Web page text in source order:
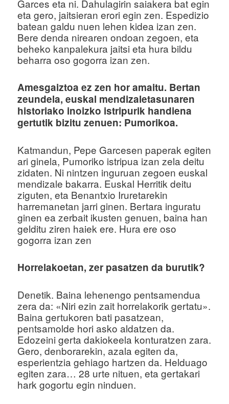
Garces eta ni. Dahulagirin saiakera bat egin
eta gero, jaitsieran erori egin zen. Espedizio
batean galdu nuen lehen kidea izan zen.
Bere denda nirearen ondoan zegoen, eta
beheko kanpalekura jaitsi eta hura bildu
beharra oso gogorra izan zen.
Amesgaiztoa ez zen hor amaitu. Bertan
zeundela, euskal mendizaletasunaren
historiako inoizko istripurik handiena
gertutik bizitu zenuen: Pumorikoa.
Katmandun, Pepe Garcesen paperak egiten
ari ginela, Pumoriko istripua izan zela deitu
zidaten. Ni nintzen inguruan zegoen euskal
mendizale bakarra. Euskal Herritik deitu
ziguten, eta Benantxio Iruretarekin
harremanetan jarri ginen. Bertara inguratu
ginen ea zerbait ikusten genuen, baina han
gelditu ziren haiek ere. Hura ere oso
gogorra izan zen
Horrelakoetan, zer pasatzen da burutik?
Denetik. Baina lehenengo pentsamendua
zera da: «Niri ezin zait horrelakorik gertatu».
Baina gertukoren bati pasatzean,
pentsamolde hori asko aldatzen da.
Edozeini gerta dakiokeela konturatzen zara.
Gero, denborarekin, azala egiten da,
esperientzia gehiago hartzen da. Helduago
egiten zara… 28 urte nituen, eta gertakari
hark gogortu egin ninduen.